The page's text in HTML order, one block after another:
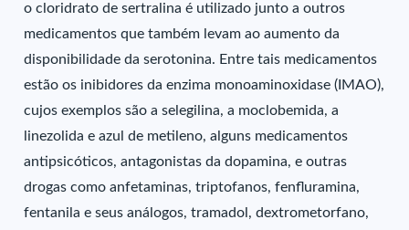
o cloridrato de sertralina é utilizado junto a outros
medicamentos que também levam ao aumento da
disponibilidade da serotonina. Entre tais medicamentos
estão os inibidores da enzima monoaminoxidase (IMAO),
cujos exemplos são a selegilina, a moclobemida, a
linezolida e azul de metileno, alguns medicamentos
antipsicóticos, antagonistas da dopamina, e outras
drogas como anfetaminas, triptofanos, fenfluramina,
fentanila e seus análogos, tramadol, dextrometorfano,